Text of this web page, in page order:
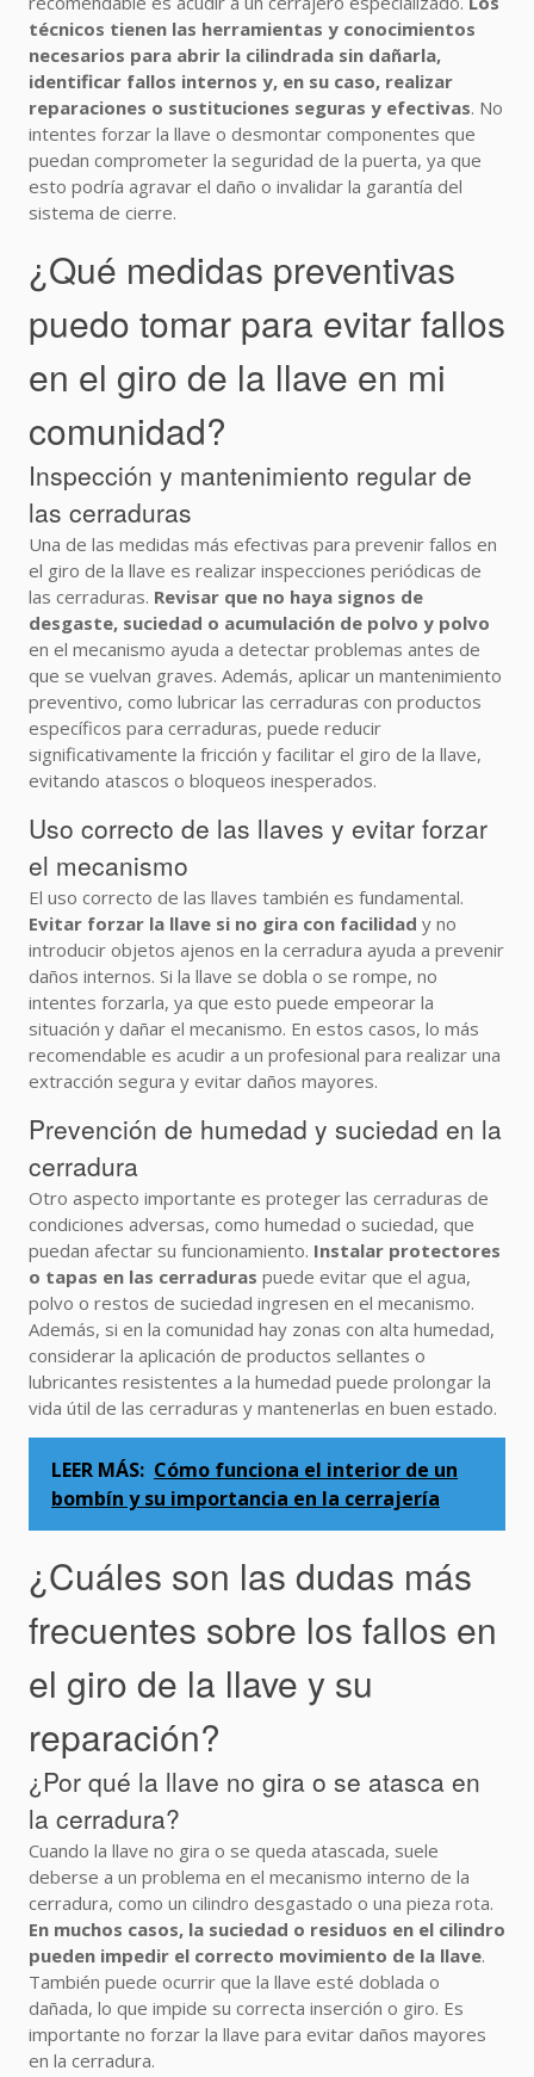
técnicos tienen las herramientas y conocimientos
necesarios para abrir la cilindrada sin dañarla,
identificar fallos internos y, en su caso, realizar
reparaciones o sustituciones seguras y efectivas. No
intentes forzar la llave o desmontar componentes que
puedan comprometer la seguridad de la puerta, ya que
esto podría agravar el daño o invalidar la garantía del
sistema de cierre.
¿Qué medidas preventivas
puedo tomar para evitar fallos
en el giro de la llave en mi
comunidad?
Inspección y mantenimiento regular de
las cerraduras
Una de las medidas más efectivas para prevenir fallos en
el giro de la llave es realizar inspecciones periódicas de
las cerraduras. Revisar que no haya signos de
desgaste, suciedad o acumulación de polvo y polvo
en el mecanismo ayuda a detectar problemas antes de
que se vuelvan graves. Además, aplicar un mantenimiento
preventivo, como lubricar las cerraduras con productos
específicos para cerraduras, puede reducir
significativamente la fricción y facilitar el giro de la llave,
evitando atascos o bloqueos inesperados.
Uso correcto de las llaves y evitar forzar
el mecanismo
El uso correcto de las llaves también es fundamental.
Evitar forzar la llave si no gira con facilidad y no
introducir objetos ajenos en la cerradura ayuda a prevenir
daños internos. Si la llave se dobla o se rompe, no
intentes forzarla, ya que esto puede empeorar la
situación y dañar el mecanismo. En estos casos, lo más
recomendable es acudir a un profesional para realizar una
extracción segura y evitar daños mayores.
Prevención de humedad y suciedad en la
cerradura
Otro aspecto importante es proteger las cerraduras de
condiciones adversas, como humedad o suciedad, que
puedan afectar su funcionamiento. Instalar protectores
o tapas en las cerraduras puede evitar que el agua,
polvo o restos de suciedad ingresen en el mecanismo.
Además, si en la comunidad hay zonas con alta humedad,
considerar la aplicación de productos sellantes o
lubricantes resistentes a la humedad puede prolongar la
vida útil de las cerraduras y mantenerlas en buen estado.
LEER MÁS: Cómo funciona el interior de un
bombín y su importancia en la cerrajería
¿Cuáles son las dudas más
frecuentes sobre los fallos en
el giro de la llave y su
reparación?
¿Por qué la llave no gira o se atasca en
la cerradura?
Cuando la llave no gira o se queda atascada, suele
deberse a un problema en el mecanismo interno de la
cerradura, como un cilindro desgastado o una pieza rota.
En muchos casos, la suciedad o residuos en el cilindro
pueden impedir el correcto movimiento de la llave.
También puede ocurrir que la llave esté doblada o
dañada, lo que impide su correcta inserción o giro. Es
importante no forzar la llave para evitar daños mayores
en la cerradura.